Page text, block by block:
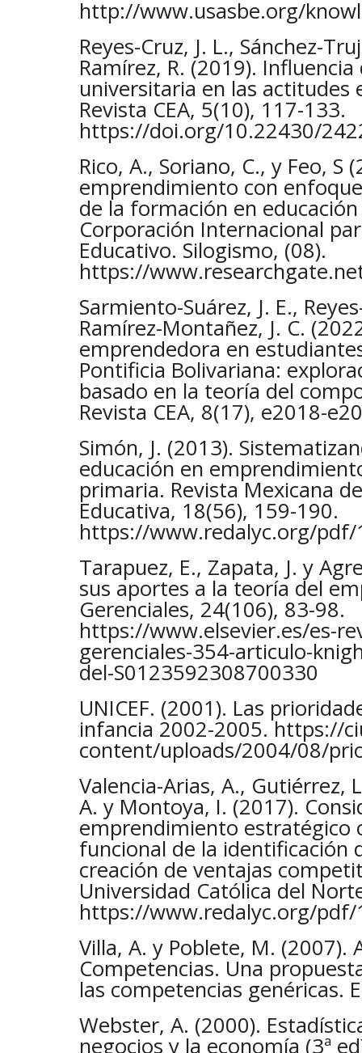
http://www.usasbe.org/
Reyes-Cruz, J. L., Sánchez-
Ramírez, R. (2019).
universitaria en las actitudes
Revista CEA, 5(10), 117-133.
https://doi.org/10.22430/
Rico, A., Soriano, C., y Feo, S
emprendimiento con
de la formación en
Corporación Internacional
Educativo. Silogismo, (08).
https://
Sarmiento-Suárez, J. E.,
Ramírez-Montañez, J. C.
emprendedora en
Pontificia Bolivariana:
basado en la teoría del
Revista CEA, 8(17), e2018-
Simón, J. (2013).
educación en
primaria. Revista Mexicana
Educativa, 18(56), 159-190.
https://www.redalyc.org/
Tarapuez, E., Zapata, J. y
sus aportes a la teoría del
Gerenciales, 24(106), 83-98.
https://www.elsevier.es/es-
gerenciales-354-articulo-
del-S0123592308700330
UNICEF. (2001). Las
infancia 2002-2005. https://
content/uploads/2004/08/
Valencia-Arias, A., Gutiérrez,
A. y Montoya, I. (2017).
emprendimiento estratégico
funcional de la identificación
creación de ventajas
Universidad Católica del
https://www.redalyc.org/
Villa, A. y Poblete, M. (2007).
Competencias. Una
las competencias genéricas.
Webster, A. (2000).
negocios y la economía (3ª